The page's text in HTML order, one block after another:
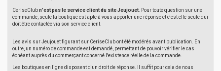
CeriseClubn'est pas le service client du site Jeujouet . Pour toute question sur une
commande, seule la boutique est apte à vous apporter une réponse et c'est elle seule qui
doit être contactée via son service client.
Les avis sur Jeujouet figurant sur CeriseClub ont été modérés avant publication. En
outre, un numéro de commande est demandé, permettant de pouvoir vérifier le cas
échéant auprès du commerçant concerné l'existence réelle de la commande.
Les boutiques en ligne disposent d'un droit de réponse. Il suffit pour cela de nous